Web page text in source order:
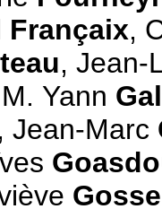
Françaix,
, Jean-
Yann
, Jean-Marc